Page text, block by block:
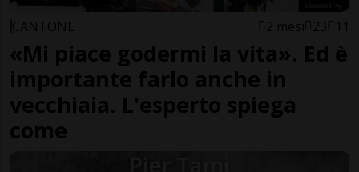
CANTONE 2 mesi 23 11
«Mi piace godermi la vita». Ed è
importante farlo anche in
vecchiaia. L'esperto spiega
come